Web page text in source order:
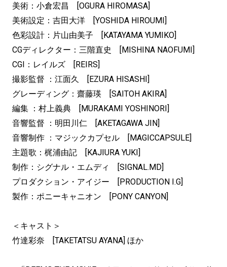
美術：小倉宏昌 [OGURA HIROMASA]
美術設定：吉田大洋 [YOSHIDA HIROUMI]
色彩設計：片山由美子 [KATAYAMA YUMIKO]
CGディレクター：三階直史 [MISHINA NAOFUMI]
CGI：レイルズ [REIRS]
撮影監督 ：江面久 [EZURA HISASHI]
グレーディング：齋藤瑛 [SAITOH AKIRA]
編集 ：村上義典 [MURAKAMI YOSHINORI]
音響監督 ：明田川仁 [AKETAGAWA JIN]
音響制作 ：マジックカプセル [MAGICCAPSULE]
主題歌：梶浦由記 [KAJIURA YUKI]
制作：シグナル・エムディ [SIGNAL.MD]
プロダクション・アイジー [PRODUCTION I.G]
製作：ポニーキャニオン [PONY CANYON]
＜キャスト＞
竹達彩奈 [TAKETATSU AYANA] ほか